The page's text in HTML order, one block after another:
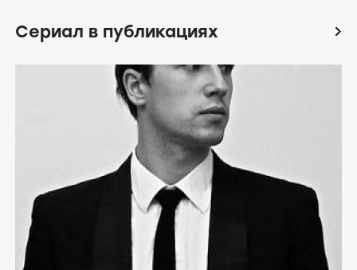
Сериал в публикациях icon